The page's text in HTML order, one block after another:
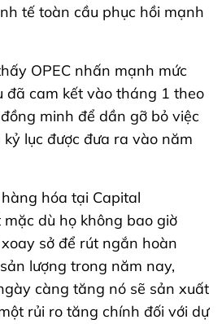
tế toàn cầu phục hồi mạnh
OPEC nhấn mạnh mức
đã cam kết vào tháng 1 theo
minh để dần gỡ bỏ việc
lục được đưa ra vào năm
hóa tại Capital
mặc dù họ không bao giờ
sở để rút ngắn hoàn
lượng trong năm nay,
càng tăng nó sẽ sản xuất
rủi ro tăng chính đối với dự